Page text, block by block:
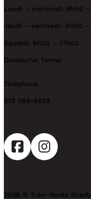
Lundi – mercredi: 9h00 –
Jeudi – vendredi: 9h00 –
Samedi: 9h00 – 17h00
Dimanche: fermé
Téléphone
819 566-8558
2026 © Trévi Noréa